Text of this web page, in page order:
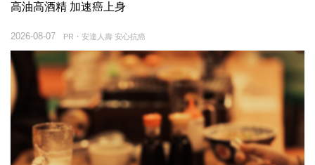
高油高酒精 加速癌上身
PR・安達人壽 安心抗癌
2026-08-07